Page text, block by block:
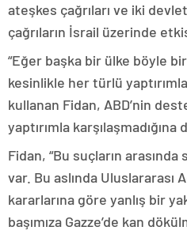
ateşkes çağrıları ve iki
çağrıların İsrail üzerinde
“Eğer başka bir ülke böyle
kesinlikle her türlü
kullanan Fidan, ABD’nin
yaptırımla karşılaşmadığına
Fidan, “Bu suçların arasında
var. Bu aslında Uluslararası
kararlarına göre yanlış bir
başımıza Gazze’de kan